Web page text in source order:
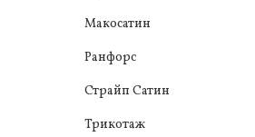
Макосатин
Ранфорс
Страйп Сатин
Трикотаж